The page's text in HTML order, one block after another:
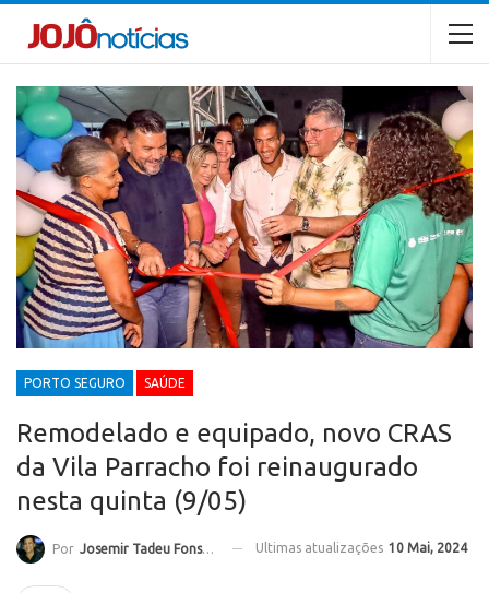
PORTO SEGURO SAÚDE
Remodelado e equipado, novo CRAS
da Vila Parracho foi reinaugurado
nesta quinta (9/05)
Por Josemir Tadeu Fonseca Ultimas atualizações 10 Mai, 2024